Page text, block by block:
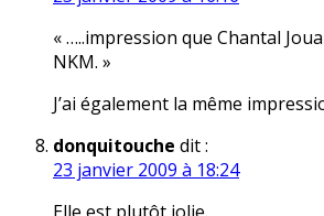
« …..impression que Chantal
NKM. »
J’ai également la même
donquitouche dit :
23 janvier 2009 à 18:24